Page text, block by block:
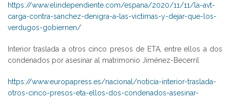
https://www.elindependiente.com/espana/2020/11/11/la-avt-
carga-contra-sanchez-denigra-a-las-victimas-y-dejar-que-los-
verdugos-gobiernen/
Interior traslada a otros cinco presos de ETA, entre ellos a dos
condenados por asesinar al matrimonio Jiménez-Becerril
https://www.europapress.es/nacional/noticia-interior-traslada-
otros-cinco-presos-eta-ellos-dos-condenados-asesinar-